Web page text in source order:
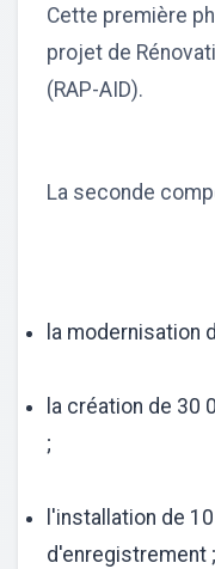
Cette première
projet de
(RAP-AID).
La seconde
la modernisation
la création de 30
;
l'installation de
d'enregistrement ;